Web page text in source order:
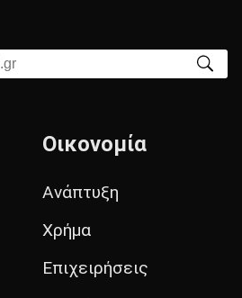
Οικονομία
Ανάπτυξη
Χρήμα
Επιχειρήσεις